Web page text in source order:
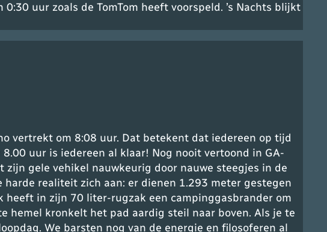
uur zoals de TomTom heeft voorspeld. ’s Nachts blijkt
vertrekt om 8:08 uur. Dat betekent dat iedereen op tijd
uur is iedereen al klaar! Nog nooit vertoond in GA-
gele vehikel nauwkeurig door nauwe steegjes in de
realiteit zich aan: er dienen 1.293 meter gestegen
heeft in zijn 70 liter-rugzak een campinggasbrander om
hemel kronkelt het pad aardig steil naar boven. Als je te
We barsten nog van de energie en filosoferen al